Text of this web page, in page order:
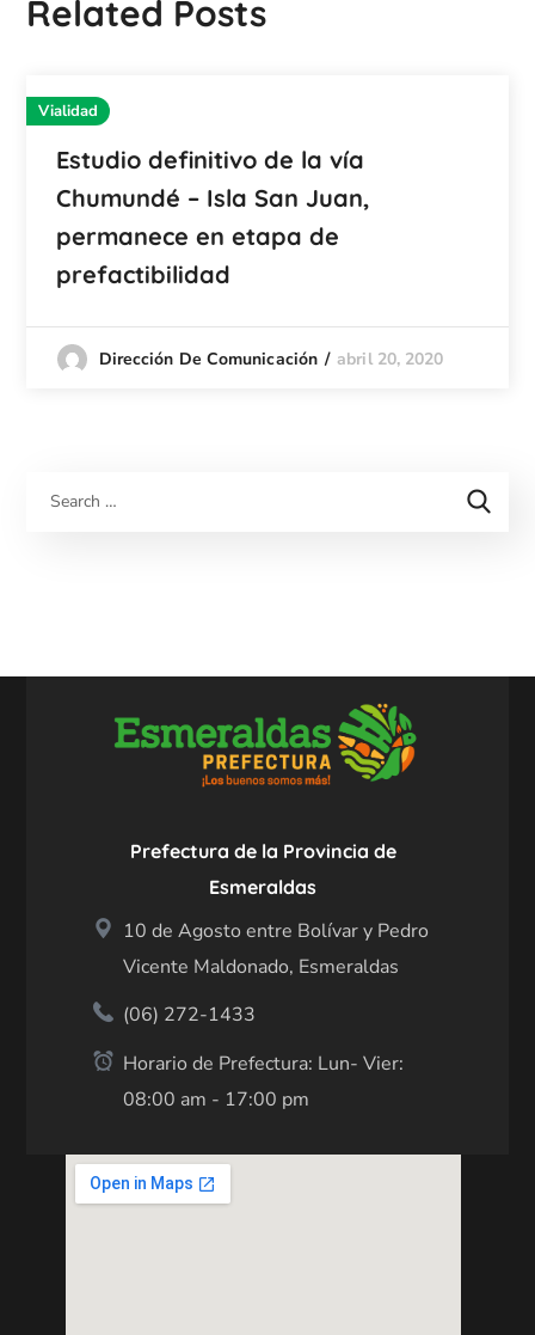
Related Posts
Vialidad
Estudio definitivo de la vía
Chumundé – Isla San Juan,
permanece en etapa de
prefactibilidad
Dirección De Comunicación abril 20, 2020
Prefectura de la Provincia de
Esmeraldas
10 de Agosto entre Bolívar y Pedro
Vicente Maldonado, Esmeraldas
(06) 272-1433
Horario de Prefectura: Lun- Vier:
08:00 am - 17:00 pm